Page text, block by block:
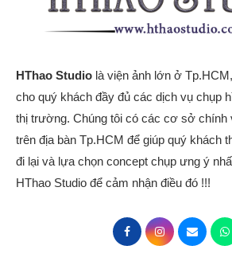
HThao Studio là viện ảnh lớn ở
cho quý khách đầy đủ các dịch vụ chụp
thị trường. Chúng tôi có các cơ sở chính
trên địa bàn Tp.HCM để giúp quý khách
đi lại và lựa chọn concept chụp ưng ý
HThao Studio để cảm nhận điều đó !!!